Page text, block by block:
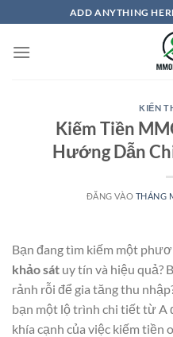
qua
nội
ADD ANYTHING
KIẾN
Kiếm Tiền
Hướng Dẫn
ĐĂNG VÀO THÁNG
Bạn đang tìm kiếm một
khảo sát uy tín và hiệu quả?
rảnh rỗi để gia tăng thu
bạn một lộ trình chi tiết từ A
khía cạnh của việc kiếm tiền